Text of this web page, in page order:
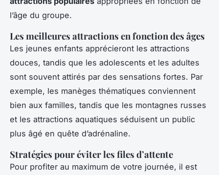
l’âge du groupe.
Les meilleures attractions en fonction des âges
Les jeunes enfants apprécieront les attractions
douces, tandis que les adolescents et les adultes
sont souvent attirés par des sensations fortes. Par
exemple, les manèges thématiques conviennent
bien aux familles, tandis que les montagnes russes
et les attractions aquatiques séduisent un public
plus âgé en quête d’adrénaline.
Stratégies pour éviter les files d’attente
Pour profiter au maximum de votre journée, il est